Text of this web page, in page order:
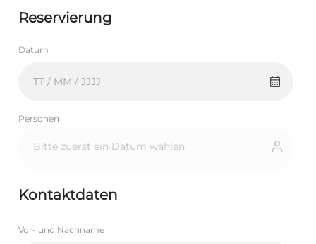
Reservierung
Datum
Personen
− 1 +
Kontaktdaten
Vor- und Nachname